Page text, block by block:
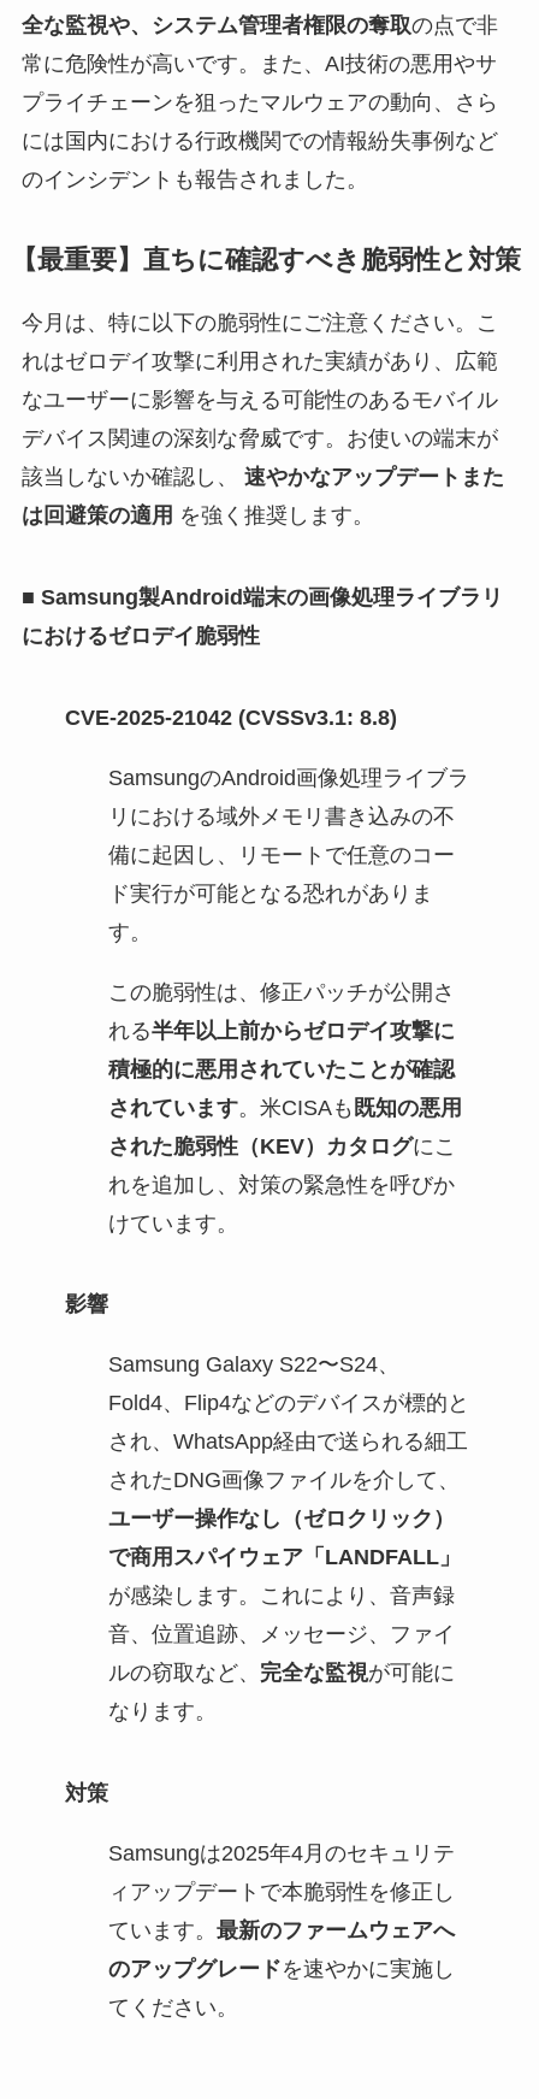
全な監視や、システム管理者権限の奪取の点で非
常に危険性が高いです。また、AI技術の悪用やサ
プライチェーンを狙ったマルウェアの動向、さら
には国内における行政機関での情報紛失事例など
のインシデントも報告されました。
【最重要】直ちに確認すべき脆弱性と対策
今月は、特に以下の脆弱性にご注意ください。こ
れはゼロデイ攻撃に利用された実績があり、広範
なユーザーに影響を与える可能性のあるモバイル
デバイス関連の深刻な脅威です。お使いの端末が
該当しないか確認し、 速やかなアップデートまた
は回避策の適用 を強く推奨します。
■ Samsung製Android端末の画像処理ライブラリ
におけるゼロデイ脆弱性
CVE-2025-21042 (CVSSv3.1: 8.8)
SamsungのAndroid画像処理ライブラ
リにおける域外メモリ書き込みの不
備に起因し、リモートで任意のコー
ド実行が可能となる恐れがありま
す。
この脆弱性は、修正パッチが公開さ
れる半年以上前からゼロデイ攻撃に
積極的に悪用されていたことが確認
されています。米CISAも 既知の悪用
された脆弱性（KEV）カタログにこ
れを追加し、対策の緊急性を呼びか
けています。
影響
Samsung Galaxy S22〜S24、
Fold4、Flip4などのデバイスが標的と
され、WhatsApp経由で送られる細工
されたDNG画像ファイルを介して、
ユーザー操作なし（ゼロクリック）
で商用スパイウェア「LANDFALL」
が感染します。これにより、音声録
音、位置追跡、メッセージ、ファイ
ルの窃取など、 完全な監視が可能に
なります。
対策
Samsungは2025年4月のセキュリテ
ィアップデートで本脆弱性を修正し
ています。 最新のファームウェアへ
のアップグレードを速やかに実施し
てください。